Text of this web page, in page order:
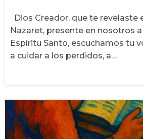
Dios Creador, que te revelaste
Nazaret, presente en nosotros
Espíritu Santo, escuchamos tu
a cuidar a los perdidos, a…